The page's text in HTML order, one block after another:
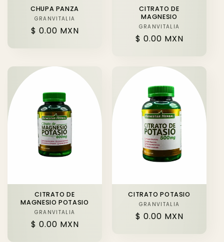
CHUPA PANZA
Proveedor:
GRANVITALIA
Precio
$ 0.00 MXN
CITRATO DE
MAGNESIO
Proveedor:
GRANVITALIA
Precio
$ 0.00 MXN
CITRATO DE
MAGNESIO POTASIO
Proveedor:
GRANVITALIA
Precio
$ 0.00 MXN
CITRATO POTASIO
Proveedor:
GRANVITALIA
Precio
$ 0.00 MXN